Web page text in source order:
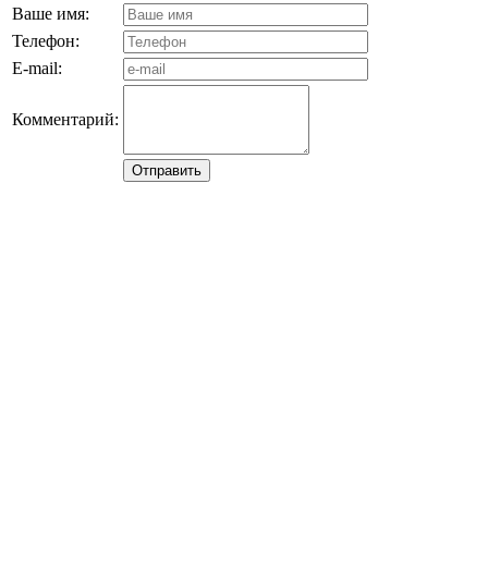
Ваше имя:
Телефон:
E-mail:
Комментарий: